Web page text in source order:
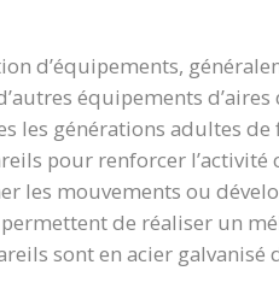
d’équipements,
équipements
les générations adultes
pour renforcer
les mouvements ou
de réaliser un
sont en acier